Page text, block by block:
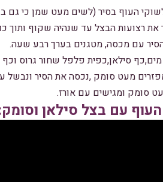
העוף בסיר (לשים מעט שמן כי גם
רצועות הבצל עד שנהיה שקוף ותוך
עם מכסה, מטגנים בערך רבע שעה.
סילאן,כפית פלפל שחור גרוס
מעט סומק ,נכסה את הסיר
עם בצל סילאן